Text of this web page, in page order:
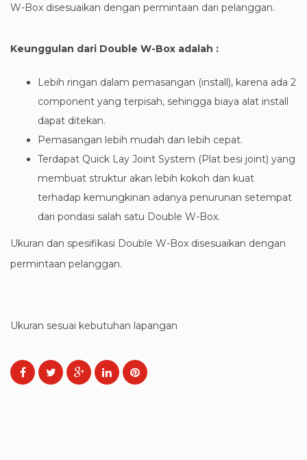
W-Box disesuaikan dengan permintaan dari pelanggan.
Keunggulan dari Double W-Box adalah :
Lebih ringan dalam pemasangan (install), karena ada 2
component yang terpisah, sehingga biaya alat install
dapat ditekan.
Pemasangan lebih mudah dan lebih cepat.
Terdapat Quick Lay Joint System (Plat besi joint) yang
membuat struktur akan lebih kokoh dan kuat
terhadap kemungkinan adanya penurunan setempat
dari pondasi salah satu Double W-Box.
Ukuran dan spesifikasi Double W-Box disesuaikan dengan
permintaan pelanggan.
Ukuran sesuai kebutuhan lapangan